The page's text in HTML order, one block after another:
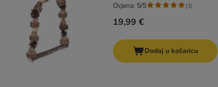
19,99 €
Ocjena: 5/5 (3)
Dodaj u košaricu